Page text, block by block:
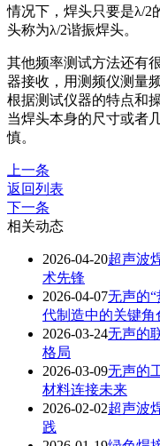
情况下，焊头只要是λ/2
头称为λ/2谐振焊头。
其他频率测试方法还有
器接收，用测频仪测量
根据测试仪器的特点和
当焊头本身的尺寸或者
慎。
上一条
返回列表
下一条
相关动态
2026-04-20超声波
术先锋
2026-04-07无声的
代制造中的关键角
2026-03-24无声的
格局
2026-03-09无声的
材料连接未来
2026-02-02超声波
践